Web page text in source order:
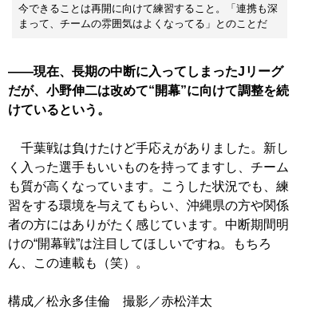
今できることは再開に向けて練習すること。「連携も深
まって、チームの雰囲気はよくなってる」とのことだ
――現在、長期の中断に入ってしまったJリーグ
だが、小野伸二は改めて“開幕”に向けて調整を続
けているという。
千葉戦は負けたけど手応えがありました。新し
く入った選手もいいものを持ってますし、チーム
も質が高くなっています。こうした状況でも、練
習をする環境を与えてもらい、沖縄県の方や関係
者の方にはありがたく感じています。中断期間明
けの“開幕戦”は注目してほしいですね。もちろ
ん、この連載も（笑）。
構成／松永多佳倫 撮影／赤松洋太